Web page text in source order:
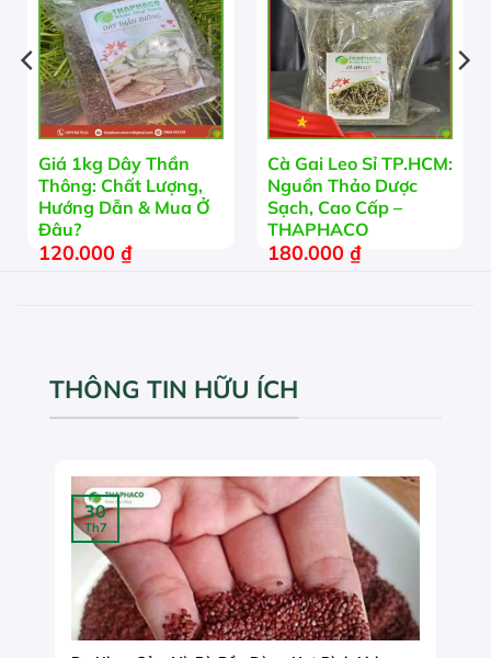
Giá 1kg Dây Thần
Thông: Chất Lượng,
Hướng Dẫn & Mua Ở
Đâu?
120.000 ₫
Cà Gai Leo Sỉ TP.HCM:
Nguồn Thảo Dược
Sạch, Cao Cấp –
THAPHACO
180.000 ₫
THÔNG TIN HỮU ÍCH
30
Th7